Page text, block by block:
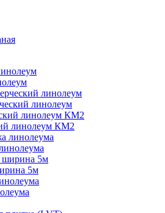
линолеум
линолеум КМ2
5м